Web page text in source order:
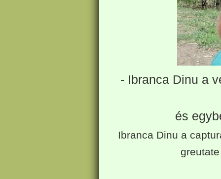
- Ibranca Dinu a
és
Ibranca Dinu a